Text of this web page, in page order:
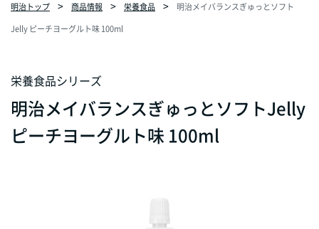
明治トップ 商品情報 栄養食品
明治メイバランスぎゅっとソフト
Jelly ピーチヨーグルト味 100ml
栄養食品シリーズ
明治メイバランスぎゅっとソフトJelly
ピーチヨーグルト味 100ml